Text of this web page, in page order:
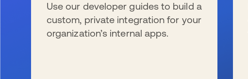
Use our developer guides to build a
custom, private integration for your
organization’s internal apps.